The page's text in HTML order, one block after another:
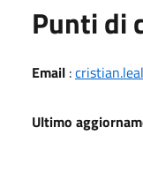
Punti di
Email :
Ultimo